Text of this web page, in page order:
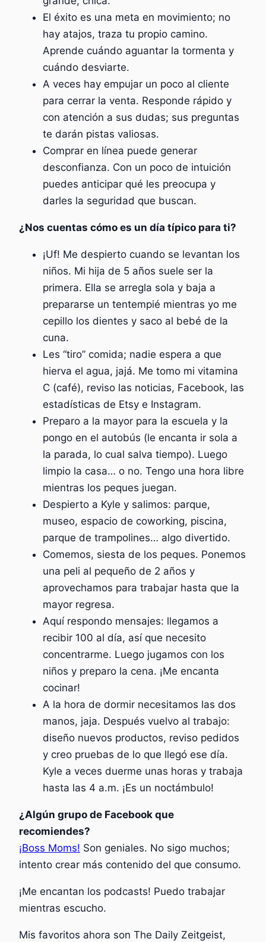
El éxito es una meta en movimiento; no
hay atajos, traza tu propio camino.
Aprende cuándo aguantar la tormenta y
cuándo desviarte.
A veces hay empujar un poco al cliente
para cerrar la venta. Responde rápido y
con atención a sus dudas; sus preguntas
te darán pistas valiosas.
Comprar en línea puede generar
desconfianza. Con un poco de intuición
puedes anticipar qué les preocupa y
darles la seguridad que buscan.
¿Nos cuentas cómo es un día típico para ti?
¡Uf! Me despierto cuando se levantan los
niños. Mi hija de 5 años suele ser la
primera. Ella se arregla sola y baja a
prepararse un tentempié mientras yo me
cepillo los dientes y saco al bebé de la
cuna.
Les “tiro” comida; nadie espera a que
hierva el agua, jajá. Me tomo mi vitamina
C (café), reviso las noticias, Facebook, las
estadísticas de Etsy e Instagram.
Preparo a la mayor para la escuela y la
pongo en el autobús (le encanta ir sola a
la parada, lo cual salva tiempo). Luego
limpio la casa… o no. Tengo una hora libre
mientras los peques juegan.
Despierto a Kyle y salimos: parque,
museo, espacio de coworking, piscina,
parque de trampolines… algo divertido.
Comemos, siesta de los peques. Ponemos
una peli al pequeño de 2 años y
aprovechamos para trabajar hasta que la
mayor regresa.
Aquí respondo mensajes: llegamos a
recibir 100 al día, así que necesito
concentrarme. Luego jugamos con los
niños y preparo la cena. ¡Me encanta
cocinar!
A la hora de dormir necesitamos las dos
manos, jaja. Después vuelvo al trabajo:
diseño nuevos productos, reviso pedidos
y creo pruebas de lo que llegó ese día.
Kyle a veces duerme unas horas y trabaja
hasta las 4 a.m. ¡Es un noctámbulo!
¿Algún grupo de Facebook que
recomiendes?
¡Boss Moms! Son geniales. No sigo muchos;
intento crear más contenido del que consumo.
¡Me encantan los podcasts! Puedo trabajar
mientras escucho.
Mis favoritos ahora son The Daily Zeitgeist,